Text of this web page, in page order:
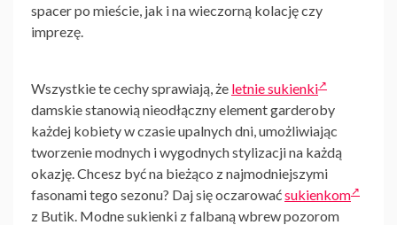
spacer po mieście, jak i na wieczorną kolację czy
imprezę.
Wszystkie te cechy sprawiają, że letnie sukienki
damskiestanowią nieodłączny element garderoby
każdej kobiety w czasie upalnych dni, umożliwiając
tworzenie modnych i wygodnych stylizacji na każdą
okazję. Chcesz być na bieżąco z najmodniejszymi
fasonami tego sezonu? Daj się oczarowaćsukienkom
z Butik. Modne sukienki z falbaną wbrew pozorom